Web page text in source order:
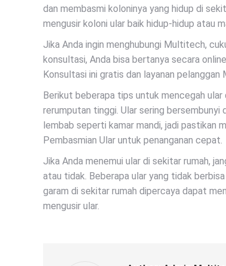
dan membasmi koloninya yang hidup di
mengusir koloni ular baik hidup-hidup atau
Jika Anda ingin menghubungi Multitech,
konsultasi, Anda bisa bertanya secara
Konsultasi ini gratis dan layanan
Berikut beberapa tips untuk mencegah
rerumputan tinggi. Ular sering
lembab seperti kamar mandi, jadi pastikan
Pembasmian Ular untuk penanganan cepat.
Jika Anda menemui ular di sekitar rumah,
atau tidak. Beberapa ular yang tidak
garam di sekitar rumah dipercaya dapat
mengusir ular.